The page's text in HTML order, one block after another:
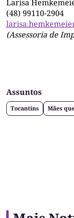
Larisa
(48) 99110-2904
(Assessoria de
Assuntos
Tocantins Mães